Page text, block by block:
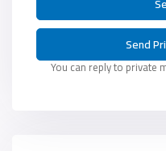
You can reply to private